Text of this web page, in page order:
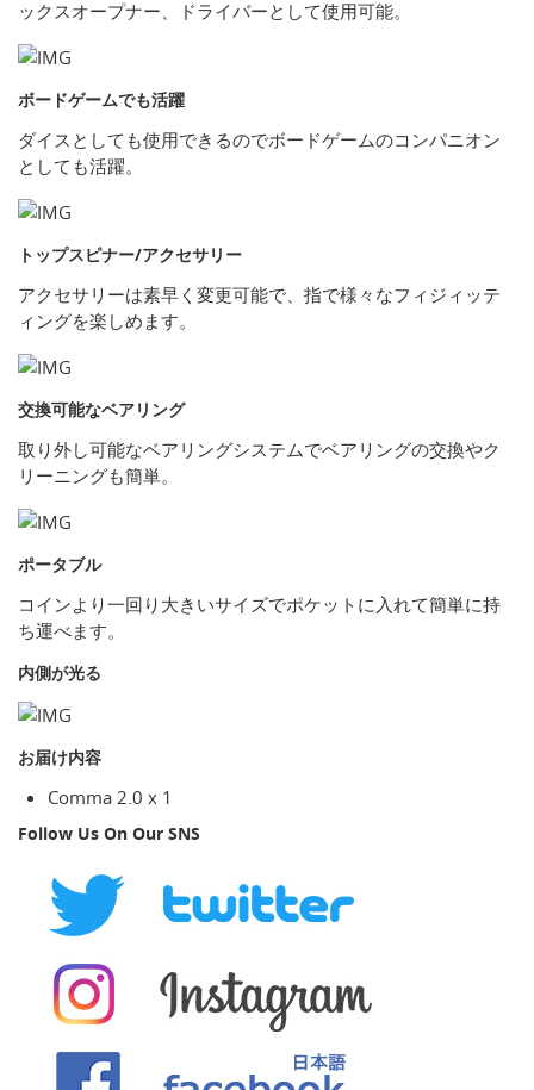
ックスオープナー、ドライバーとして使用可能。
ボードゲームでも活躍
ダイスとしても使用できるのでボードゲームのコンパニオン
としても活躍。
トップスピナー/アクセサリー
アクセサリーは素早く変更可能で、指で様々なフィジィッテ
ィングを楽しめます。
交換可能なベアリング
取り外し可能なベアリングシステムでベアリングの交換やク
リーニングも簡単。
ポータブル
コインより一回り大きいサイズでポケットに入れて簡単に持
ち運べます。
内側が光る
お届け内容
Comma 2.0 x 1
Follow Us On Our SNS